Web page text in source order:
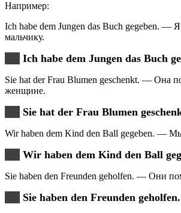
Например:
Ich habe dem Jungen das Buch gegeben. —
мальчику.
Ich habe dem Jungen das Buch
Sie hat der Frau Blumen geschenkt. — Она
женщине.
Sie hat der Frau Blumen
Wir haben dem Kind den Ball gegeben. —
Wir haben dem Kind den Ball
Sie haben den Freunden geholfen. — Они
Sie haben den Freunden geholfen.